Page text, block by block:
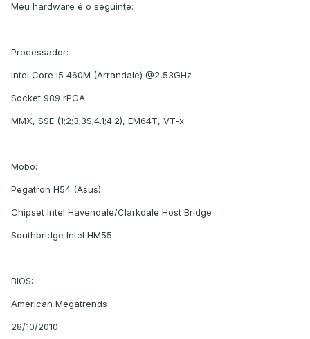
Meu hardware é o seguinte:
Processador:
Intel Core i5 460M (Arrandale) @2,53GHz
Socket 989 rPGA
MMX, SSE (1;2;3;3S;4.1;4.2), EM64T, VT-x
Mobo:
Pegatron H54 (Asus)
Chipset Intel Havendale/Clarkdale Host Bridge
Southbridge Intel HM55
BIOS:
American Megatrends
28/10/2010